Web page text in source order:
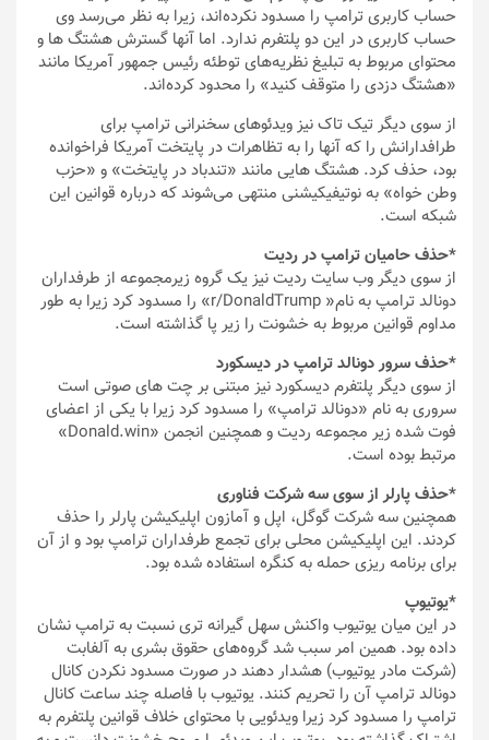
حساب کاربری ترامپ را مسدود نکرده‌اند، زیرا به نظر می‌رسد وی
حساب کاربری در این دو پلتفرم ندارد. اما آنها گسترش هشتگ ها و
محتوای مربوط به تبلیغ نظریه‌های توطئه رئیس جمهور آمریکا مانند
«هشتگ دزدی را متوقف کنید» را محدود کرده‌اند.
از سوی دیگر تیک تاک نیز ویدئوهای سخنرانی ترامپ برای
طرافدارانش را که آنها را به تظاهرات در پایتخت آمریکا فراخوانده
بود، حذف کرد. هشتگ هایی مانند «تندباد در پایتخت» و «حزب
وطن خواه» به نوتیفیکیشنی منتهی می‌شوند که درباره قوانین این
شبکه است.
*حذف حامیان ترامپ در ردیت
از سوی دیگر وب سایت ردیت نیز یک گروه زیرمجموعه از طرفداران
دونالد ترامپ به نام« r/DonaldTrump» را مسدود کرد زیرا به طور
مداوم قوانین مربوط به خشونت را زیر پا گذاشته است.
*حذف سرور دونالد ترامپ در دیسکورد
از سوی دیگر پلتفرم دیسکورد نیز مبتنی بر چت های صوتی است
سروری به نام «دونالد ترامپ» را مسدود کرد زیرا با یکی از اعضای
فوت شده زیر مجموعه ردیت و همچنین انجمن «Donald.win»
مرتبط بوده است.
*حذف پارلر از سوی سه شرکت فناوری
همچنین سه شرکت گوگل، اپل و آمازون اپلیکیشن پارلر را حذف
کردند. این اپلیکیشن محلی برای تجمع طرفداران ترامپ بود و از آن
برای برنامه ریزی حمله به کنگره استفاده شده بود.
*یوتیوپ
در این میان یوتیوب واکنش سهل گیرانه تری نسبت به ترامپ نشان
داده بود. همین امر سبب شد گروه‌های حقوق بشری به آلفابت
(شرکت مادر یوتیوب) هشدار دهند در صورت مسدود نکردن کانال
دونالد ترامپ آن را تحریم کنند. یوتیوب با فاصله چند ساعت کانال
ترامپ را مسدود کرد زیرا ویدئویی با محتوای خلاف قوانین پلتفرم به